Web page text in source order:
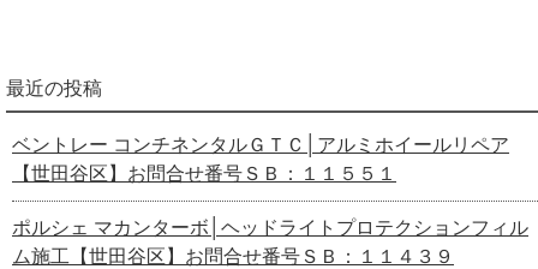
最近の投稿
ベントレー コンチネンタルＧＴＣ│アルミホイールリペア
【世田谷区】お問合せ番号ＳＢ：１１５５１
ポルシェ マカンターボ│ヘッドライトプロテクションフィル
ム施工【世田谷区】お問合せ番号ＳＢ：１１４３９